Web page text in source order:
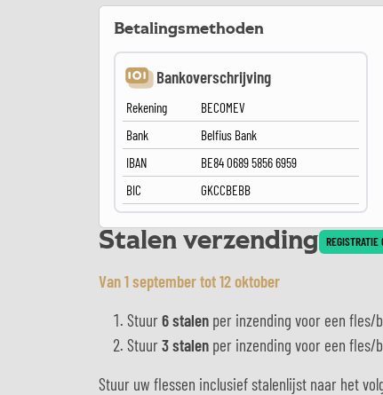
Betalingsmethoden
Bankoverschrijving
Rekening
BECOMEV
Bank
Belfius Bank
IBAN
BE84 0689 5856 6959
BIC
GKCCBEBB
Stalen verzending REGISTRATIE
Van 1 september tot 12 oktober
Stuur6 stalenper inzending voor een fles/
Stuur3 stalenper inzending voor een fles/
Stuur uw flessen inclusief stalenlijst naar het